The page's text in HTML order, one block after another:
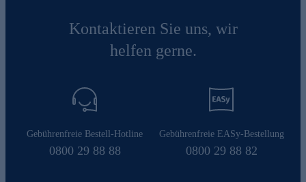
Kontaktieren Sie uns, wir
helfen gerne.
Gebührenfreie Bestell-Hotline
0800 29 88 88
Gebührenfreie EASy-Bestellung
0800 29 88 82